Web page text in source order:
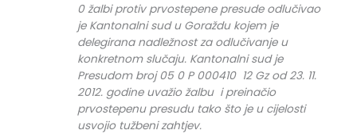
0 žalbi protiv prvostepene presude odlučivao
je Kantonalni sud u Goraždu kojem je
delegirana nadležnost za odlučivanje u
konkretnom slučaju. Kantonalni sud je
Presudom broj 05 0 P 000410 12 Gz od 23. 11.
2012. godine uvažio žalbu i preinačio
prvostepenu presudu tako što je u cijelosti
usvojio tužbeni zahtjev.